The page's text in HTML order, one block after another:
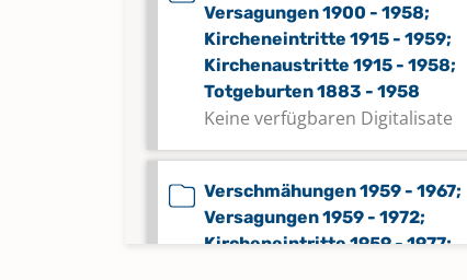
Versagungen 1900 - 1958;
Kircheneintritte 1915 - 1959;
Kirchenaustritte 1915 - 1958;
Totgeburten 1883 - 1958
Keine verfügbaren Digitalisate
Verschmähungen 1959 - 1967;
Versagungen 1959 - 1972;
Kircheneintritte 1959 - 1977;